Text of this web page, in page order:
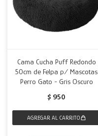
Cama Cucha Puff Redondo
50cm de Felpa p/ Mascotas
Perro Gato - Gris Oscuro
$ 950